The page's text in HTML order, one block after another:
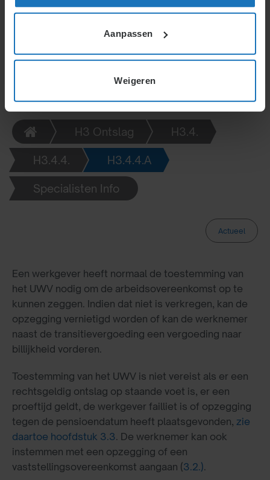
Aanpassen
Weigeren
transitievergoeding of billijke vergoeding aan te
H3 Ontslag H3.4.
H3.4.4. H3.4.4.A
Specialisten Info
Actueel
Een werkgever heeft normaal de toestemming van
het UWV nodig om de arbeidsovereenkomst op te
kunnen zeggen. Indien dat niet is verkregen, kan de
opzegging vernietigd worden of kan de werknemer
naast de transitievergoeding een vergoeding naar
billijkheid vorderen.
Toestemming van het UWV is niet vereist als er een
rechtsgeldig ontslag op staande voet is, er een
proeftijd geldt, de werkgever failliet is of opzegging
tegen de pensioendatum heeft plaatsgevonden, zie
daartoe hoofdstuk 3.3. De werknemer kan ook
instemmen met een opzegging of een
vaststellingsovereenkomst aangaan (3.2.).